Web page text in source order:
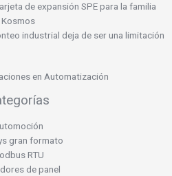
de expansión SPE para la familia
Kosmos
industrial deja de ser una limitación
en Automatización
gran formato
RTU
de panel